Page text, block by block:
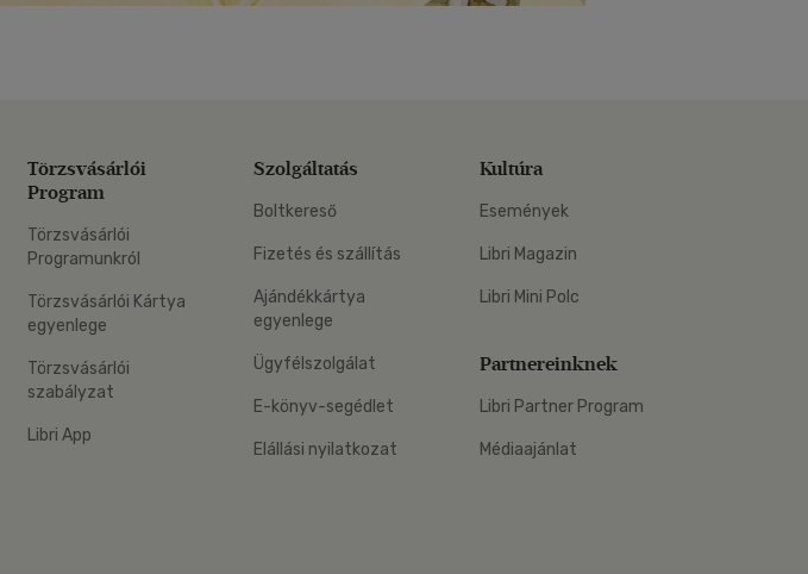
Törzsvásárlói
Program
Törzsvásárlói
Programunkról
Törzsvásárlói Kártya
egyenlege
Törzsvásárlói
szabályzat
Libri App
Szolgáltatás
Boltkereső
Fizetés és szállítás
Ajándékkártya
egyenlege
Ügyfélszolgálat
E-könyv-segédlet
Elállási nyilatkozat
Kultúra
Események
Libri Magazin
Libri Mini Polc
Partnereinknek
Libri Partner Program
Médiaajánlat